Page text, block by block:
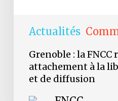
Actualités
diffusion
Grenoble : la
attachement à la
et de diffusion